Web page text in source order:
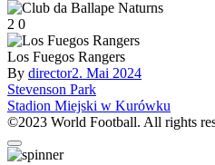
2 0
Los Fuegos Rangers
By director2. Mai 2024
Beitragsnavigation
Stevenson Park
Stadion Miejski w Kurówku
©2023 World Football. All rights